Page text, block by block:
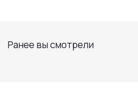
Ранее вы смотрели